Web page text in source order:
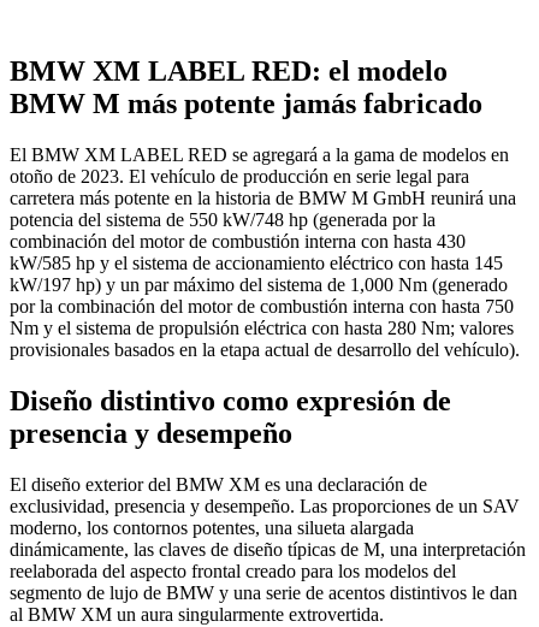
BMW XM LABEL RED: el modelo
BMW M más potente jamás fabricado
El BMW XM LABEL RED se agregará a la gama de modelos en
otoño de 2023. El vehículo de producción en serie legal para
carretera más potente en la historia de BMW M GmbH reunirá una
potencia del sistema de 550 kW/748 hp (generada por la
combinación del motor de combustión interna con hasta 430
kW/585 hp y el sistema de accionamiento eléctrico con hasta 145
kW/197 hp) y un par máximo del sistema de 1,000 Nm (generado
por la combinación del motor de combustión interna con hasta 750
Nm y el sistema de propulsión eléctrica con hasta 280 Nm; valores
provisionales basados ​​en la etapa actual de desarrollo del vehículo).
Diseño distintivo como expresión de
presencia y desempeño
El diseño exterior del BMW XM es una declaración de
exclusividad, presencia y desempeño. Las proporciones de un SAV
moderno, los contornos potentes, una silueta alargada
dinámicamente, las claves de diseño típicas de M, una interpretación
reelaborada del aspecto frontal creado para los modelos del
segmento de lujo de BMW y una serie de acentos distintivos le dan
al BMW XM un aura singularmente extrovertida.